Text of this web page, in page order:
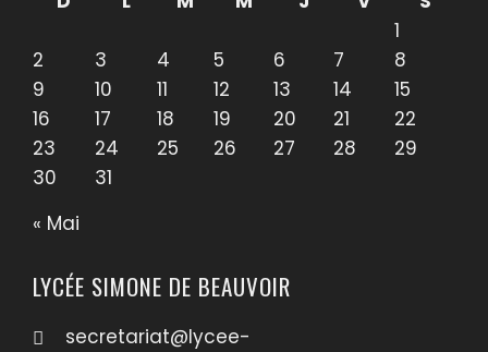
1
2
3 4 5 6 7
8
9
10 11 12 13 14
15
16
17 18 19 20 21
22
23
24 25 26 27 28
29
30
31
« Mai
LYCÉE SIMONE DE BEAUVOIR
secretariat@lycee-